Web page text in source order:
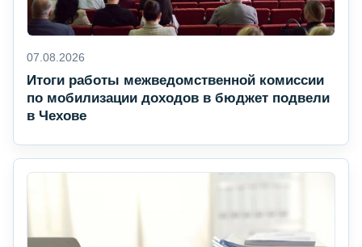
07.08.2026
Итоги работы межведомственной комиссии
по мобилизации доходов в бюджет подвели
в Чехове